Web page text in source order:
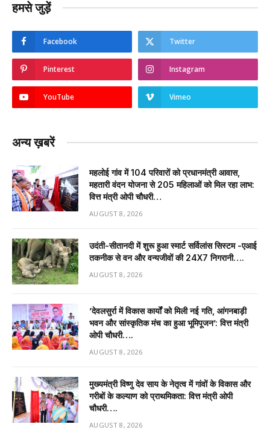
हमसे जुड़ें
Facebook Twitter
Pinterest Instagram
YouTube Vimeo
अन्य ख़बरें
महलोई गांव में 104 परिवारों को प्रधानमंत्री आवास,
महतारी वंदन योजना से 205 महिलाओं को मिल रहा लाभ:
वित्त मंत्री ओपी चौधरी…
AUGUST 8, 2026
उदंती-सीतानदी में शुरू हुआ स्मार्ट सर्विलांस सिस्टम -एआई
तकनीक से वन और वन्यजीवों की 24X7 निगरानी….
AUGUST 8, 2026
’देवलसुर्रा में विकास कार्यों को मिली नई गति, आंगनबाड़ी
भवन और सांस्कृतिक मंच का हुआ भूमिपूजन’: वित्त मंत्री
ओपी चौधरी….
AUGUST 8, 2026
मुख्यमंत्री विष्णु देव साय के नेतृत्व में गांवों के विकास और
गरीबों के कल्याण को प्राथमिकता: वित्त मंत्री ओपी
चौधरी….
AUGUST 8, 2026